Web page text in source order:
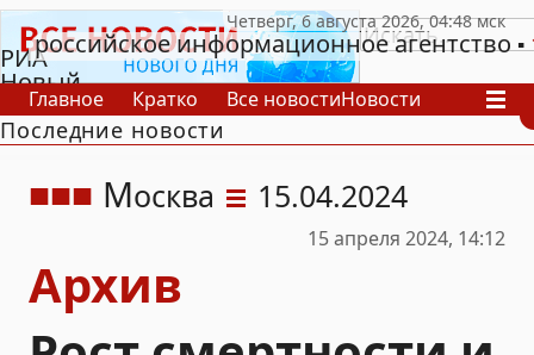
РИА
Новый
День
российское информационное агентство
Главное Кратко Все новостиНовости
В России
В мире
Последние новости
Москва 15.04.2024
15 апреля 2024, 14:12
Архив